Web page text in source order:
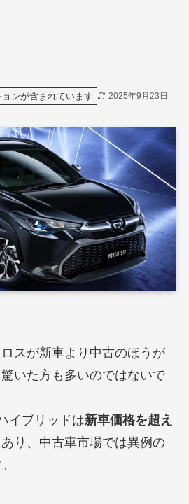
ンが含まれています 2025年9月23日
スが新車より中古のほうが
いた方も多いのではないで
イブリッドは新車価格を超え
り、中古車市場では異例の